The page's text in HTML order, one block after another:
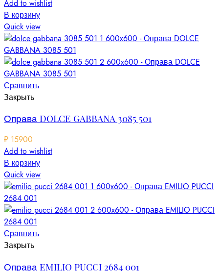
Add to wishlist
В корзину
Quick view
Сравнить
Закрыть
Оправа DOLCE GABBANA 3085 501
₽ 15900
Add to wishlist
В корзину
Quick view
Сравнить
Закрыть
Оправа EMILIO PUCCI 2684 001